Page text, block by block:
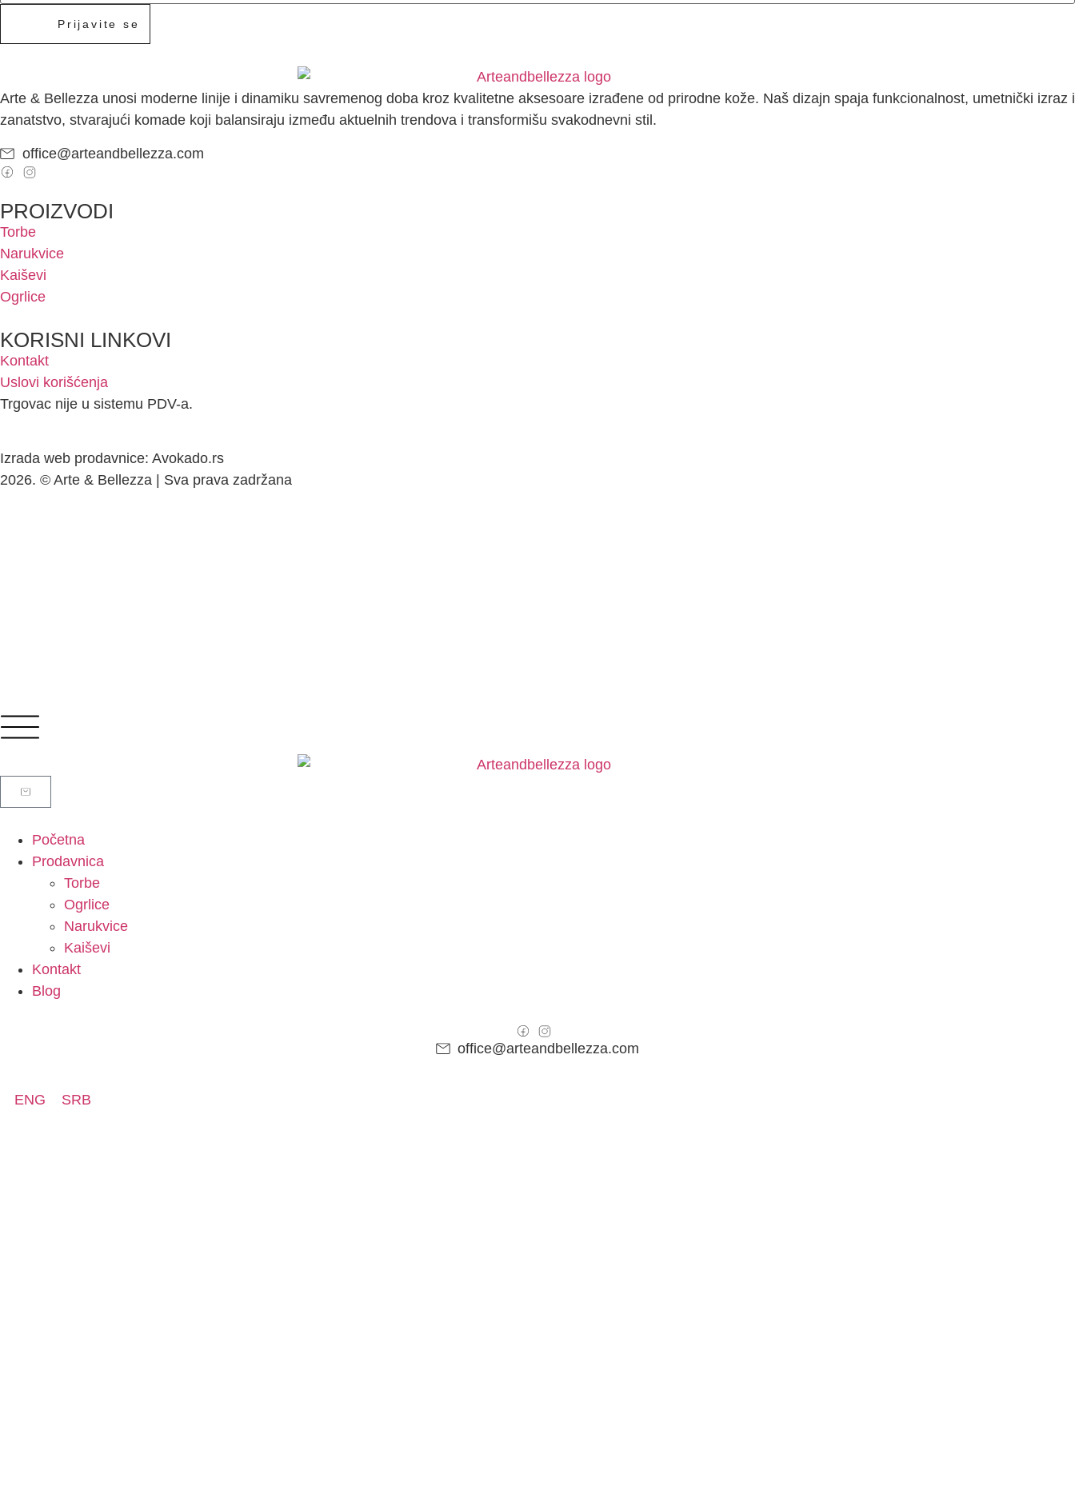
Prijavite se
Arte & Bellezza unosi moderne linije i dinamiku savremenog doba kroz kvalitetne aksesoare izrađene od prirodne kože. Naš dizajn spaja funkcionalnost, umetnički izraz i
zanatstvo, stvarajući komade koji balansiraju između aktuelnih trendova i transformišu svakodnevni stil.
office@arteandbellezza.com
PROIZVODI
Torbe
Narukvice
Kaiševi
Ogrlice
KORISNI LINKOVI
Kontakt
Uslovi korišćenja
Trgovac nije u sistemu PDV-a.
Izrada web prodavnice: Avokado.rs
2026. © Arte & Bellezza | Sva prava zadržana
Početna
Prodavnica
Torbe
Ogrlice
Narukvice
Kaiševi
Kontakt
Blog
office@arteandbellezza.com
ENG SRB